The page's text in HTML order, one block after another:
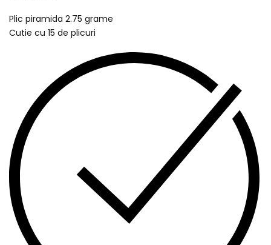
Plic piramida 2.75 grame
Cutie cu 15 de plicuri